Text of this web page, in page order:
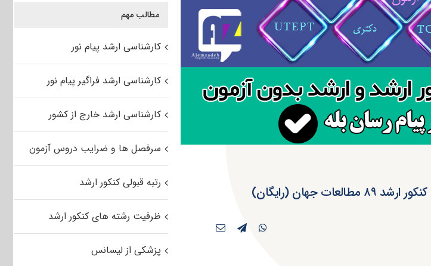
جهان (رایگان)
مطالب مهم
کارشناسی ارشد پیام نور
کارشناسی ارشد فراگیر پیام نور
کارشناسی ارشد خارج از کشور
سرفصل ها و ضرایب دروس آزمون
رتبه قبولی کنکور ارشد
ظرفیت رشته های کنکور ارشد
پزشکی از لیسانس